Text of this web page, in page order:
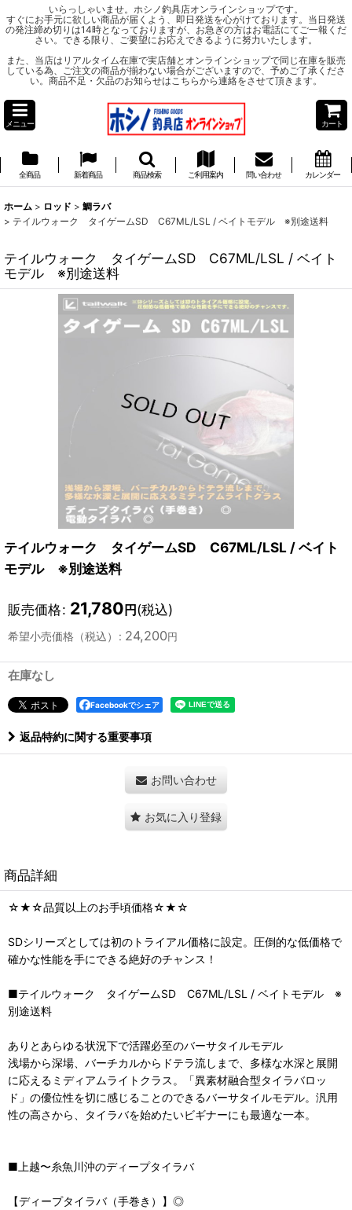
いらっしゃいませ。ホシノ釣具店オンラインショップです。
すぐにお手元に欲しい商品が届くよう、即日発送を心がけております。当日発送
の発注締め切りは14時となっておりますが、お急ぎの方はお電話にてご一報くだ
さい。できる限り、ご要望にお応えできるように努力いたします。
また、当店はリアルタイム在庫で実店舗とオンラインショップで同じ在庫を販売
している為、ご注文の商品が揃わない場合がございますので、予めご了承くださ
い。商品不足・欠品のお知らせはこちらから連絡をさせて頂きます。
メニュー カート
全商品 新着商品 商品検索 ご利用案内 問い合わせ カレンダー
ホーム > ロッド > 鯛ラバ
> テイルウォーク タイゲームSD C67ML/LSL / ベイトモデル ※別途送料
テイルウォーク タイゲームSD C67ML/LSL / ベイト
モデル ※別途送料
テイルウォーク タイゲームSD C67ML/LSL / ベイト
モデル ※別途送料
販売価格: 21,780円(税込)
希望小売価格（税込） : 24,200円
在庫なし
Facebookでシェア
返品特約に関する重要事項
お問い合わせ
お気に入り登録
商品詳細
☆★☆品質以上のお手頃価格☆★☆
SDシリーズとしては初のトライアル価格に設定。圧倒的な低価格で
確かな性能を手にできる絶好のチャンス！
■テイルウォーク タイゲームSD C67ML/LSL / ベイトモデル ※
別途送料
ありとあらゆる状況下で活躍必至のバーサタイルモデル
浅場から深場、バーチカルからドテラ流しまで、多様な水深と展開
に応えるミディアムライトクラス。「異素材融合型タイラバロッ
ド」の優位性を切に感じることのできるバーサタイルモデル。汎用
性の高さから、タイラバを始めたいビギナーにも最適な一本。
■上越〜糸魚川沖のディープタイラバ
【ディープタイラバ（手巻き）】◎